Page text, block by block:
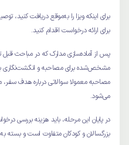
برای اینکه ویزا را به‌موقع دریافت
برای ارائه درخواست اقدام کنید.
پس از آماده‌سازی مدارک که در مباحث قبل
مشخص‌شده برای مصاحبه و انگشت‌نگاری به
مصاحبه معمولا سوالاتی درباره هدف
می‌شود.
در پایان این مرحله، باید هزینه بررسی
بزرگسالان و کودکان متفاوت است و